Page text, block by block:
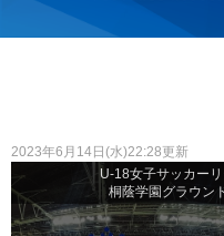
2023年6月14日(水)22:28更新
U-18女子サッカー
桐蔭学園グラウン